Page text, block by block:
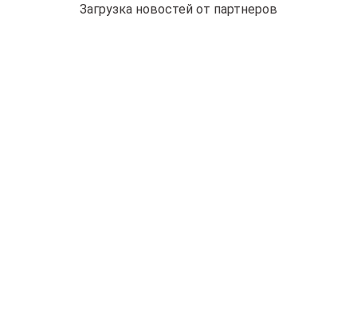
Загрузка новостей от партнеров